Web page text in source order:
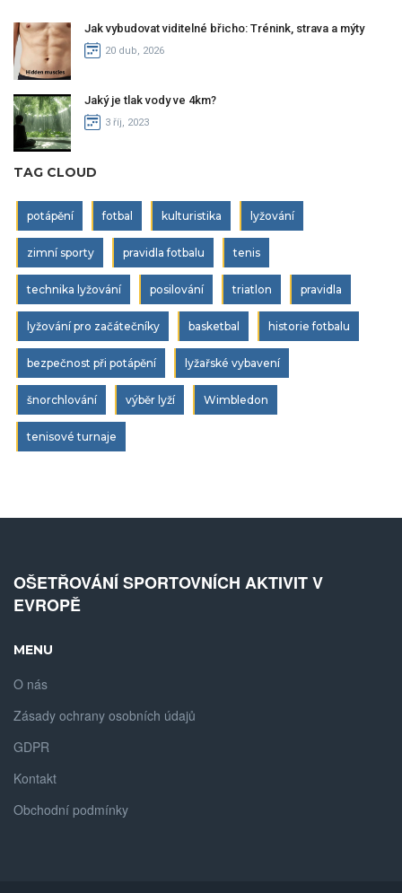
Jak vybudovat viditelné břicho: Trénink, strava a mýty
20 dub, 2026
Jaký je tlak vody ve 4km?
3 říj, 2023
TAG CLOUD
potápění fotbal kulturistika lyžování
zimní sporty pravidla fotbalu tenis
technika lyžování posilování triatlon pravidla
lyžování pro začátečníky basketbal historie fotbalu
bezpečnost při potápění lyžařské vybavení
šnorchlování výběr lyží Wimbledon
tenisové turnaje
OŠETŘOVÁNÍ SPORTOVNÍCH AKTIVIT V
EVROPĚ
MENU
O nás
Zásady ochrany osobních údajů
GDPR
Kontakt
Obchodní podmínky